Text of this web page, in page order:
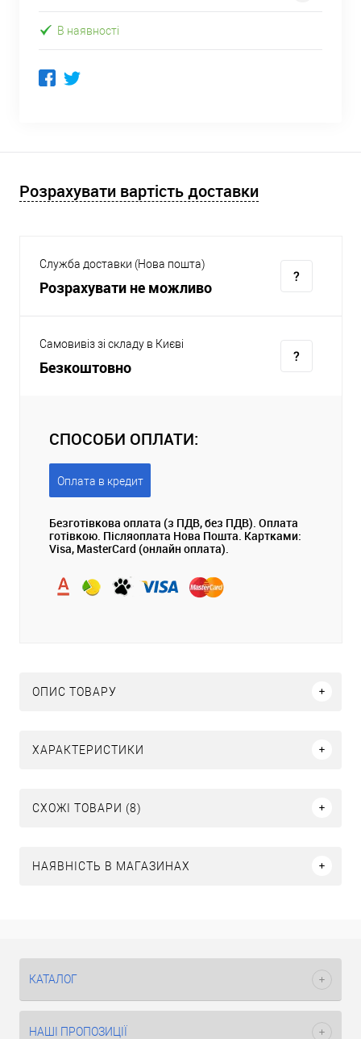
В наявності
Розрахувати вартість доставки
Служба доставки (Нова пошта)
Розрахувати не можливо
Самовивіз зі складу в Києві
Безкоштовно
СПОСОБИ ОПЛАТИ:
Оплата в кредит
Безготівкова оплата (з ПДВ, без ПДВ). Оплата
готівкою. Післяоплата Нова Пошта. Картками:
Visa, MasterCard (онлайн оплата).
ОПИС ТОВАРУ
ХАРАКТЕРИСТИКИ
СХОЖІ ТОВАРИ (8)
НАЯВНІСТЬ В МАГАЗИНАХ
КАТАЛОГ
НАШІ ПРОПОЗИЦІЇ